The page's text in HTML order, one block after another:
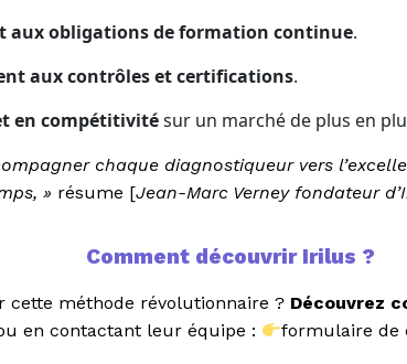
aux obligations de formation continue.
aux contrôles et certifications.
en compétitivitésur un marché de plus en
chaque diagnostiqueur vers
» résume [Jean-Marc Verney fondateur
Comment découvrir Irilus ?
cette méthode révolutionnaire ? Découvrez
en contactant leur équipe : formulaire de